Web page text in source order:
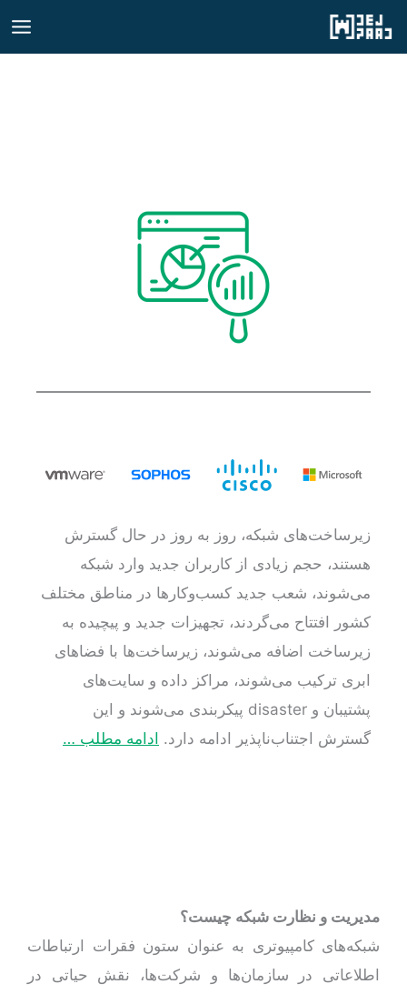
پرش
زیرساخت‌های شبکه، روز به روز در حال گسترش
هستند، حجم زیادی از کاربران جدید وارد شبکه
می‌شوند، شعب جدید کسب‌وکارها در مناطق مختلف
کشور افتتاح می‌گردند، تجهیزات جدید و پیچیده به
زیرساخت اضافه می‌شوند، زیرساخت‌ها با فضاهای
ابری ترکیب می‌شوند، مراکز داده و سایت‌های
پشتیبان و disaster پیکربندی می‌شوند و این
گسترش اجتناب‌ناپذیر ادامه دارد. ادامه مطلب …
مدیریت و نظارت شبکه چیست؟
شبکه‌های کامپیوتری به عنوان ستون فقرات ارتباطات
اطلاعاتی در سازمان‌ها و شرکت‌ها، نقش حیاتی در